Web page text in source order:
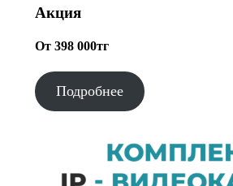
Акция
От 398 000тг
Подробнее